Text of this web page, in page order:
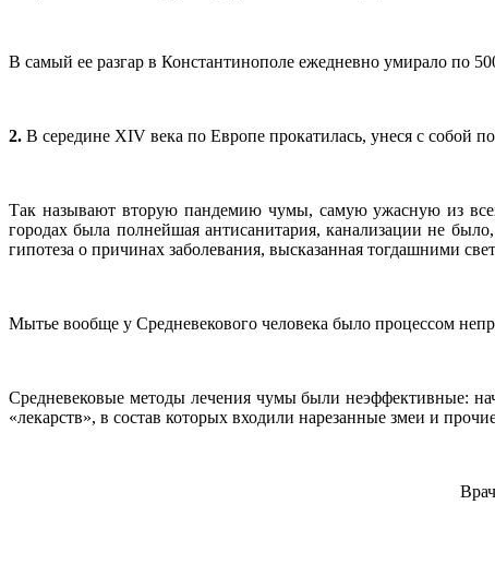
В самый ее разгар в Константинополе ежедневно умирало по
2. В середине XIV века по Европе прокатилась, унеся с собой
Так называют вторую пандемию чумы, самую ужасную из
городах была полнейшая антисанитария, канализации не
гипотеза о причинах заболевания, высказанная тогдашними
Мытье вообще у Средневекового человека было процессом
Средневековые методы лечения чумы были неэффективные:
«лекарств», в состав которых входили нарезанные змеи и